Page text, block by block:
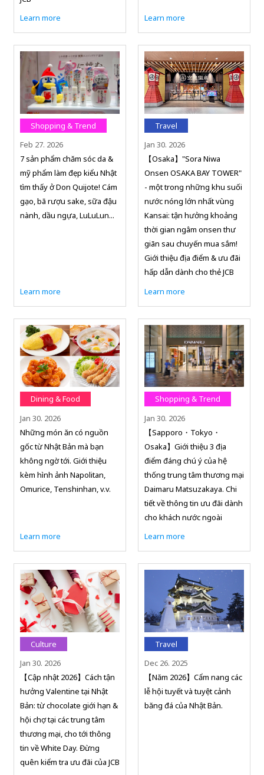
Learn more
Learn more
Shopping & Trend
Feb 27. 2026
7 sản phẩm chăm sóc da &
mỹ phẩm làm đẹp kiểu Nhật
tìm thấy ở Don Quijote! Cám
gạo, bã rượu sake, sữa đậu
nành, dầu ngựa, LuLuLun...
Learn more
Travel
Jan 30. 2026
【Osaka】"Sora Niwa
Onsen OSAKA BAY TOWER"
- một trong những khu suối
nước nóng lớn nhất vùng
Kansai: tận hưởng khoảng
thời gian ngâm onsen thư
giãn sau chuyến mua sắm!
Giới thiệu địa điểm & ưu đãi
hấp dẫn dành cho thẻ JCB
Learn more
Dining & Food
Jan 30. 2026
Những món ăn có nguồn
gốc từ Nhật Bản mà bạn
không ngờ tới. Giới thiệu
kèm hình ảnh Napolitan,
Omurice, Tenshinhan, v.v.
Learn more
Shopping & Trend
Jan 30. 2026
【Sapporo・Tokyo・
Osaka】Giới thiệu 3 địa
điểm đáng chú ý của hệ
thống trung tâm thương mại
Daimaru Matsuzakaya. Chi
tiết về thông tin ưu đãi dành
cho khách nước ngoài
Learn more
Culture
Jan 30. 2026
【Cập nhật 2026】Cách tận
hưởng Valentine tại Nhật
Bản: từ chocolate giới hạn &
hội chợ tại các trung tâm
thương mại, cho tới thông
tin về White Day. Đừng
quên kiểm tra ưu đãi của JCB
Travel
Dec 26. 2025
【Năm 2026】Cẩm nang các
lễ hội tuyết và tuyệt cảnh
băng đá của Nhật Bản.